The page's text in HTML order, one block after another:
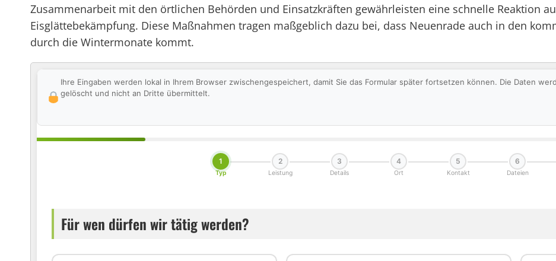
Zusammenarbeit mit den örtlichen Behörden und Einsatzkräften gewährleisten eine schnelle Reaktion
Eisglättebekämpfung. Diese Maßnahmen tragen maßgeblich dazu bei, dass Neuenrade auch in den
durch die Wintermonate kommt.
Ihre Eingaben werden lokal in Ihrem Browser zwischengespeichert, damit Sie das Formular später fortsetzen können. Die Daten
gelöscht und nicht an Dritte übermittelt.
1
Typ
2
Leistung
3
Details
4
Ort
5
Kontakt
6
Dateien
Für wen dürfen wir tätig werden?